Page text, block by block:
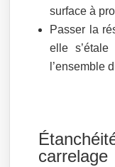
surface à
Passer la
elle
l’ensemble
carrelage